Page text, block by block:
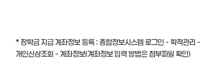
​* 장학금 지급 계좌정보 등록 : 종합정보시스템 로그인 - 학적관리 -
개인신상조회 - 계좌정보(계좌정보 입력 방법은 첨부파일 확인)